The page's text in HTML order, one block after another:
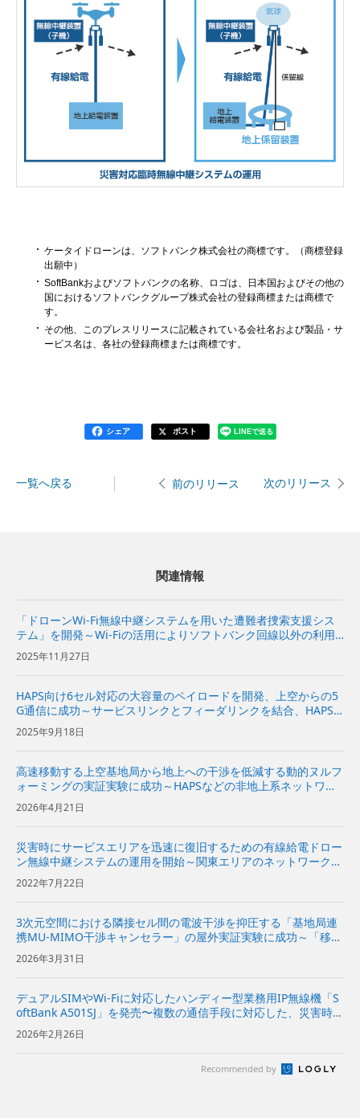
ケータイドローンは、ソフトバンク株式会社の商標です。（商標登録
出願中）
SoftBankおよびソフトバンクの名称、ロゴは、日本国およびその他の
国におけるソフトバンクグループ株式会社の登録商標または商標で
す。
その他、このプレスリリースに記載されている会社名および製品・サ
ービス名は、各社の登録商標または商標です。
シェア ポスト LINEで送る
一覧へ戻る 前のリリース 次のリリース
関連情報
「ドローンWi-Fi無線中継システムを用いた遭難者捜索支援シス
テム」を開発～Wi-Fiの活用によりソフトバンク回線以外の利用
者の捜索も可能に～
2025年11月27日
HAPS向け6セル対応の大容量のペイロードを開発、上空からの5
G通信に成功～サービスリンクとフィーダリンクを結合、HAPS
の商用サービスでの実装に向けて広域で、かつ安定した通信を実
証～
2025年9月18日
高速移動する上空基地局から地上への干渉を低減する動的ヌルフ
ォーミングの実証実験に成功～HAPSなどの非地上系ネットワー
クと地上の通信ネットワークの周波数共用が可能に～
2026年4月21日
災害時にサービスエリアを迅速に復旧するための有線給電ドロー
ン無線中継システムの運用を開始～関東エリアのネットワークセ
ンターで運用を開始し、順次全国に配備～
2022年7月22日
3次元空間における隣接セル間の電波干渉を抑圧する「基地局連
携MU-MIMO干渉キャンセラー」の屋外実証実験に成功～「移動
通信三次元空間セル構成」の実現に向けて、上空のドローンと地
上のスマホの電波干渉を抑圧～
2026年3月31日
デュアルSIMやWi-Fiに対応したハンディー型業務用IP無線機「S
oftBank A501SJ」を発売〜複数の通信手段に対応した、災害時で
も使用できる多機能モデル〜
2026年2月26日
Recommended by